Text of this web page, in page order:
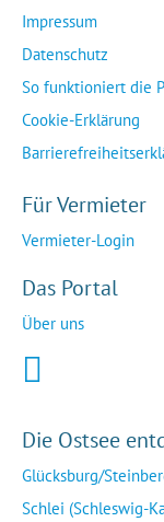
Impressum
Datenschutz
So funktioniert die
Cookie-Erklärung
Für Vermieter
Vermieter-Login
Das Portal
Über uns
Die Ostsee
Glücksburg/
Schlei (Schleswig-